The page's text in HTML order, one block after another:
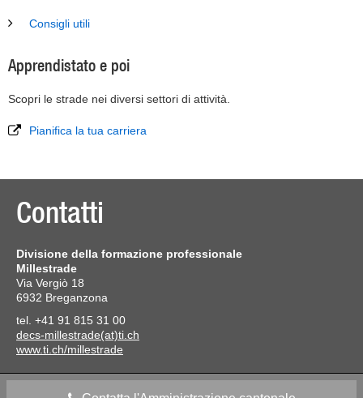
Consigli utili
Apprendistato e poi
Scopri le strade nei diversi settori di attività.
Pianifica la tua carriera
Contatti
Divisione della formazione professionale
Millestrade
Via Vergiò 18
6932 Breganzona
tel. +41 91 815 31 00
decs-millestrade(at)ti.ch
www.ti.ch/millestrade